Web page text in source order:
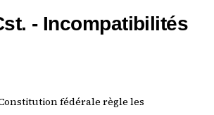
- Incompatibilités
fédérale règle les